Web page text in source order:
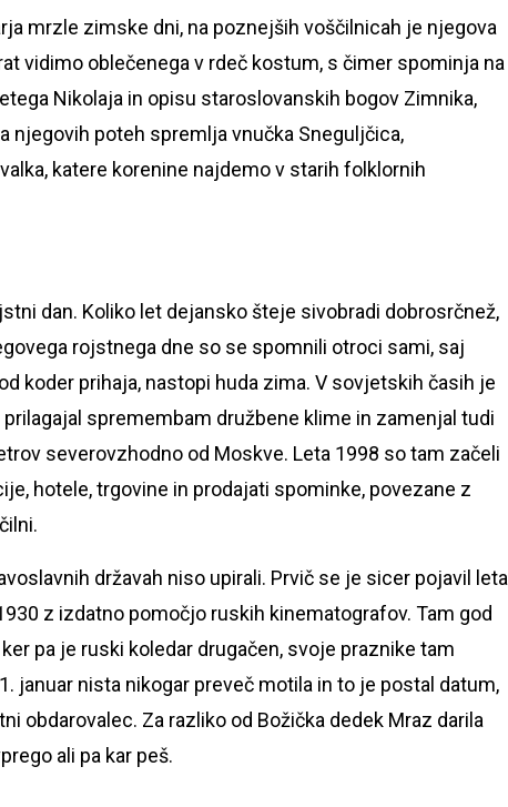
mrzle zimske dni, na poznejših voščilnicah je njegova
vidimo oblečenega v rdeč kostum, s čimer spominja na
Nikolaja in opisu staroslovanskih bogov Zimnika,
njegovih poteh spremlja vnučka Sneguljčica,
katere korenine najdemo v starih folklornih
dan. Koliko let dejansko šteje sivobradi dobrosrčnež,
rojstnega dne so se spomnili otroci sami, saj
koder prihaja, nastopi huda zima. V sovjetskih časih je
spremembam družbene klime in zamenjal tudi
severovzhodno od Moskve. Leta 1998 so tam začeli
hotele, trgovine in prodajati spominke, povezane z
državah niso upirali. Prvič se je sicer pojavil leta
z izdatno pomočjo ruskih kinematografov. Tam god
pa je ruski koledar drugačen, svoje praznike tam
januar nista nikogar preveč motila in to je postal datum,
obdarovalec. Za razliko od Božička dedek Mraz darila
ali pa kar peš.